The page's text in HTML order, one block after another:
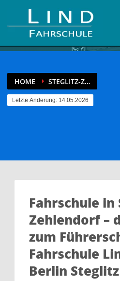
HOME STEGLITZ-Z…
Letzte Änderung: 14.05.2026
Fahrschule in
Zehlendorf –
zum
Fahrschule
Berlin Steglitz